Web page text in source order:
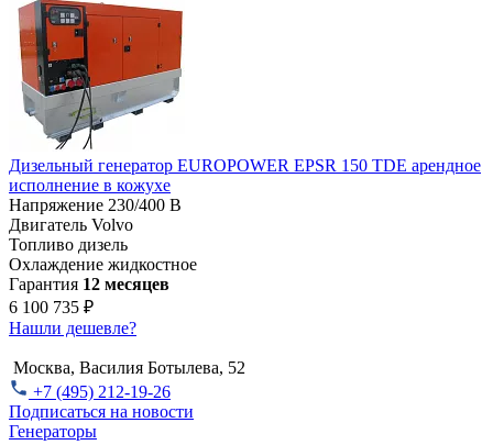
Дизельный генератор EUROPOWER EPSR 150 TDE арендное
исполнение в кожухе
Напряжение 230/400 В
Двигатель Volvo
Топливо дизель
Охлаждение жидкостное
Гарантия 12 месяцев
6 100 735 ₽
Нашли дешевле?
Москва, Василия Ботылева, 52
+7 (495) 212-19-26
Подписаться на новости
Генераторы